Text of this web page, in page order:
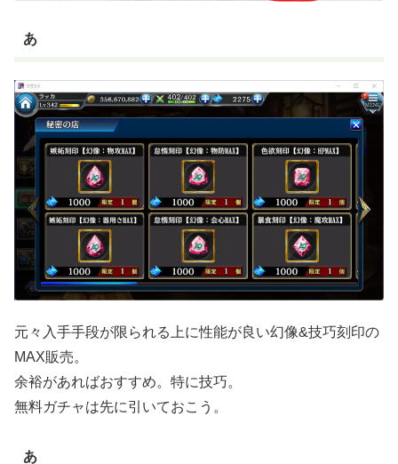
あ
元々入手手段が限られる上に性能が良い幻像&技巧刻印の
MAX販売。
余裕があればおすすめ。特に技巧。
無料ガチャは先に引いておこう。
あ